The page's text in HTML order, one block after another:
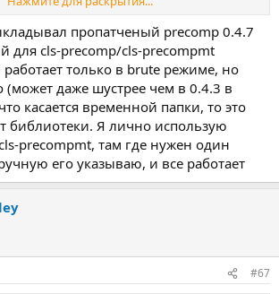
files, 7,688,176 => 2,163,705 bytes.
time: cpu 4.86 secs, real 473.95 secs.
7мб
как то уж очень долго. (Оказалось
хдд. Запустил на SSD - понятно, всё
режиме временная папка создаётся
cls.ini игнорится. Надо запускать на ССД
тоже не показывается
вылетает без сообщений об ошибках.
Ещё бы 0.4.7 прикрутить...
объём - вылет при упаковке. А в
вывода precomp при упаковке - понять изза
Опции precomp задаются библиотекой и
нельзя. Итог - остаюсь на Precompinside c
пропатченый precomp 0.4.7
для cls-precomp/cls-precompmt
только в brute режиме, но
(может даже шустрее чем в 0.4.3 в
касается временной папки, то это
библиотеки. Я лично использую
precompmt, там где нужен один
его указываю, и все работает
#67